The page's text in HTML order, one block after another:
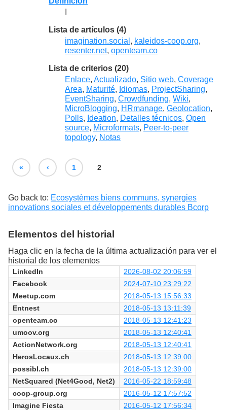
Lista de artículos (4)
imagination.social , kaleidos-coop.org,
resenter.net, openteam.co
Lista de criterios (20)
Enlace, Actualizado, Sitio web, Coverage
Area, Maturité, Idiomas, ProjectSharing,
EventSharing, Crowdfunding, Wiki,
MicroBlogging, HRmanage, Geolocation,
Polls, Ideation, Detalles técnicos, Open
source, Microformats, Peer-to-peer
topology, Notas
« ‹ 1 2
Go back to: Ecosystèmes biens communs, synergies
innovations sociales et développements durables Bcorp
Elementos del historial
Haga clic en la fecha de la última actualización para ver el
historial de los elementos
LinkedIn
2026-08-02 20:06:59
Facebook
2024-07-10 23:29:22
Meetup.com
2018-05-13 15:56:33
Entnest
2018-05-13 13:11:39
openteam.co
2018-05-13 12:41:23
umoov.org
2018-05-13 12:40:41
ActionNetwork.org
2018-05-13 12:40:41
HerosLocaux.ch
2018-05-13 12:39:00
possibl.ch
2018-05-13 12:39:00
NetSquared (Net4Good, Net2)
2016-05-22 18:59:48
coop-group.org
2016-05-12 17:57:52
Imagine Fiesta
2016-05-12 17:56:34